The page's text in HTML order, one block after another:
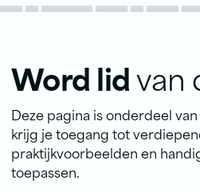
Word lidvan
Deze pagina is onderdeel
krijg je toegang tot
praktijkvoorbeelden en
toepassen.